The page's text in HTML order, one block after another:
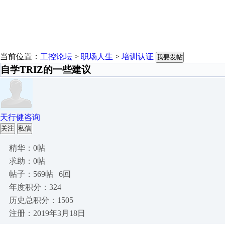
当前位置： 工控论坛 > 职场人生 > 培训认证 我要发帖
自学TRIZ的一些建议
天行健咨询
关注 私信
精华：0帖
求助：0帖
帖子：569帖 | 6回
年度积分：324
历史总积分：1505
注册：2019年3月18日